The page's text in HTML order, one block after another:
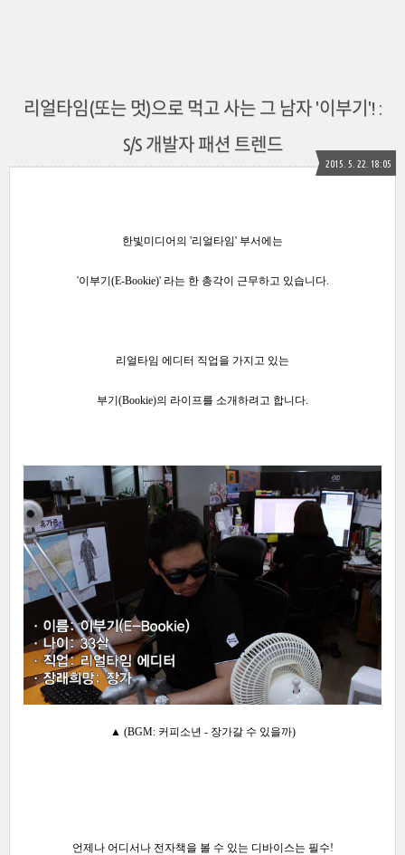
리얼타임(또는 멋)으로 먹고 사는 그 남자 '이부기'! :
S/S 개발자 패션 트렌드
2015. 5. 22. 18:05
한빛미디어의 '리얼타임' 부서에는
'이부기(E-Bookie)' 라는 한 총각이 근무하고 있습니다.
리얼타임 에디터 직업을 가지고 있는
부기(Bookie)의 라이프를 소개하려고 합니다.
▲ (BGM: 커피소년 - 장가갈 수 있을까)
언제나 어디서나 전자책을 볼 수 있는 디바이스는 필수!